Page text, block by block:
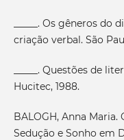
_____. Os gêneros do
criação verbal. São
_____. Questões de
Hucitec, 1988.
BALOGH, Anna Maria.
Sedução e Sonho em